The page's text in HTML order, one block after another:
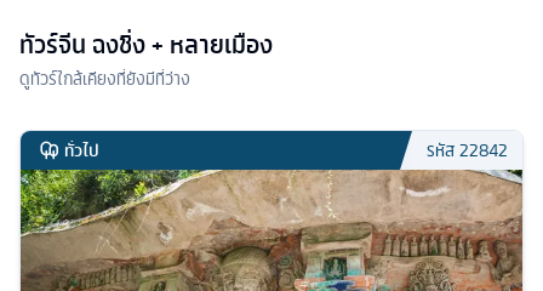
ทัวร์จีน ฉงชิ่ง + หลายเมือง
ดูทัวร์ใกล้เคียงที่ยังมีที่ว่าง
ทั่วไป รหัส22842